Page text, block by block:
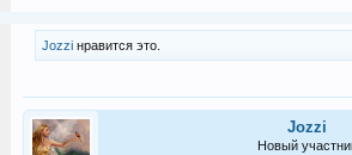
Jozziнравится это.
Jozzi
Новый